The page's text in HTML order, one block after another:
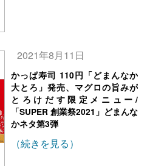
2021年8月11日
かっぱ寿司 110円「どまんなか
大とろ」発売、マグロの旨みが
とろけだす限定メニュー/
「SUPER 創業祭2021」どまんな
かネタ第3弾
（続きを見る）